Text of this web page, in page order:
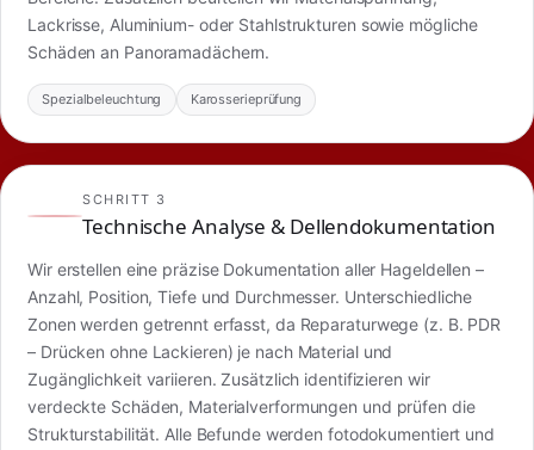
Lackrisse, Aluminium- oder Stahlstrukturen sowie mögliche
Schäden an Panoramadächern.
Spezialbeleuchtung Karosserieprüfung
SCHRITT 3
Technische Analyse & Dellendokumentation
Wir erstellen eine präzise Dokumentation aller Hageldellen –
Anzahl, Position, Tiefe und Durchmesser. Unterschiedliche
Zonen werden getrennt erfasst, da Reparaturwege (z. B. PDR
– Drücken ohne Lackieren) je nach Material und
Zugänglichkeit variieren. Zusätzlich identifizieren wir
verdeckte Schäden, Materialverformungen und prüfen die
Strukturstabilität. Alle Befunde werden fotodokumentiert und